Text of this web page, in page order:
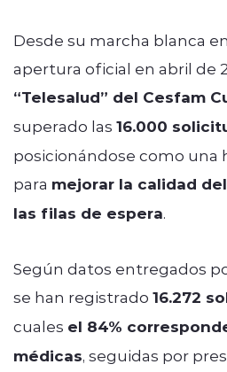
Desde su marcha blanca
apertura oficial en abril de
“Telesalud” del Cesfam
superado las 16.000
posicionándose como una
para mejorar la calidad
las filas de espera.
Según datos entregados
se han registrado 16.272
cuales el 84%
médicas, seguidas por